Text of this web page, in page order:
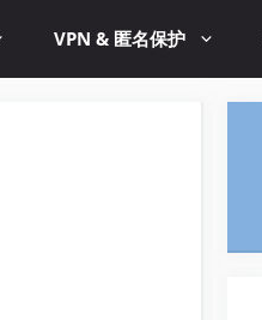
VPN & 匿名保护